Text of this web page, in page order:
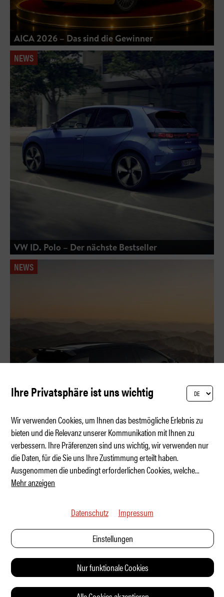
AICA 2026 – Das sind die Gewinner
NEWS
VW ID. Polo – Der nächste Bestseller
NEWS
Lynk & Co 07 GT – neuer Sportkombi
Ihre Privatsphäre ist uns wichtig
Wir verwenden Cookies, um Ihnen das bestmögliche Erlebnis zu
bieten und die Relevanz unserer Kommunikation mit Ihnen zu
verbessern. Ihre Präferenzen sind uns wichtig, wir verwenden nur
die Daten, für die Sie uns Ihre Zustimmung erteilt haben.
Ausgenommen die unbedingt erforderlichen Cookies, welche...
Mehr anzeigen
Datenschutz Impressum
Einstellungen
Nur funktionale Cookies